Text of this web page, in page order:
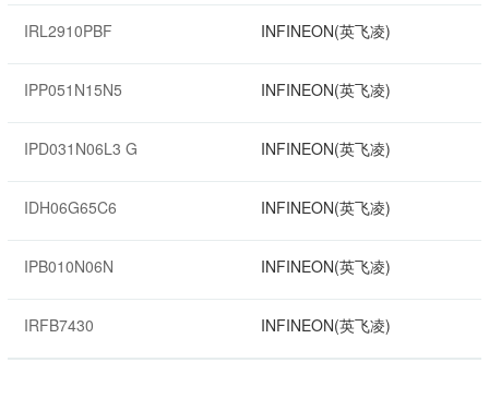
IRL2910PBF INFINEON(英飞凌)
IPP051N15N5 INFINEON(英飞凌)
IPD031N06L3 G INFINEON(英飞凌)
IDH06G65C6 INFINEON(英飞凌)
IPB010N06N INFINEON(英飞凌)
IRFB7430 INFINEON(英飞凌)